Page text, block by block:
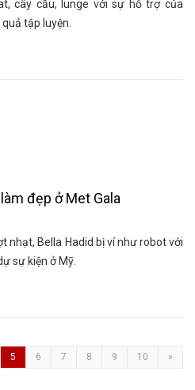
cây cầu, lunge với sự hỗ trợ của
tập luyện.
đẹp ở Met Gala
nhạt, Bella Hadid bị ví như robot với
sự kiện ở Mỹ.
5 6 7 8 9 10 »